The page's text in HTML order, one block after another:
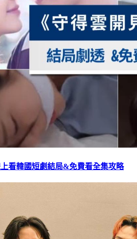
上看韓國短劇結局&免費看全集攻略